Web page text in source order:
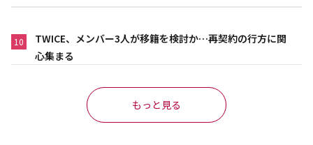
10
TWICE、メンバー3人が移籍を検討か…再契約の行方に関
心集まる
もっと見る